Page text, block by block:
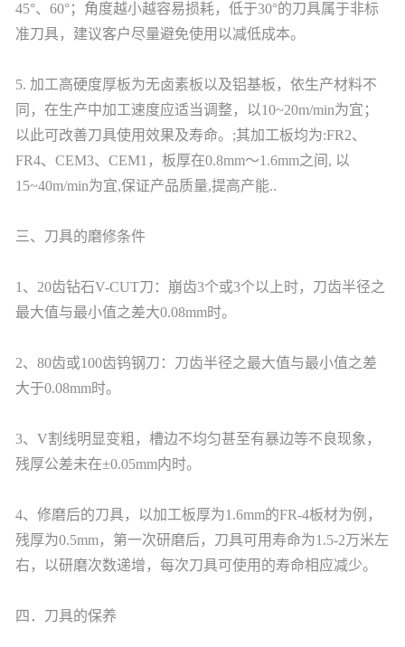
45°、60°；角度越小越容易损耗，低于30°的刀具属于非标
准刀具，建议客户尽量避免使用以减低成本。
5. 加工高硬度厚板为无卤素板以及铝基板，依生产材料不
同，在生产中加工速度应适当调整，以10~20m/min为宜；
以此可改善刀具使用效果及寿命。;其加工板均为:FR2、
FR4、CEM3、CEM1，板厚在0.8mm～1.6mm之间, 以
15~40m/min为宜,保证产品质量,提高产能..
三、刀具的磨修条件
1、20齿钻石V-CUT刀：崩齿3个或3个以上时，刀齿半径之
最大值与最小值之差大0.08mm时。
2、80齿或100齿钨钢刀：刀齿半径之最大值与最小值之差
大于0.08mm时。
3、V割线明显变粗，槽边不均匀甚至有暴边等不良现象，
残厚公差未在±0.05mm内时。
4、修磨后的刀具，以加工板厚为1.6mm的FR-4板材为例，
残厚为0.5mm，第一次研磨后，刀具可用寿命为1.5-2万米左
右，以研磨次数递增，每次刀具可使用的寿命相应减少。
四．刀具的保养